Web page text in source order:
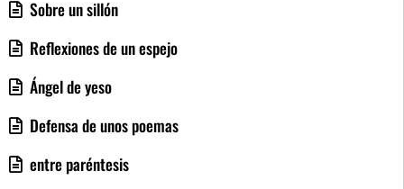
Sobre un sillón
Reflexiones de un espejo
Ángel de yeso
Defensa de unos poemas
entre paréntesis